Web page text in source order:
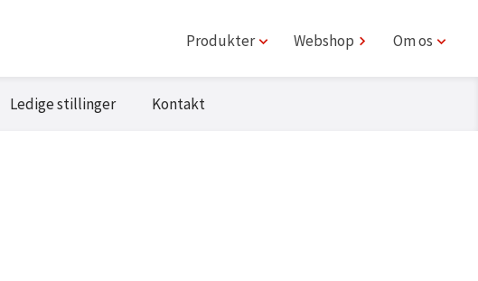
Produkter Webshop Om os
Ledige stillinger Kontakt